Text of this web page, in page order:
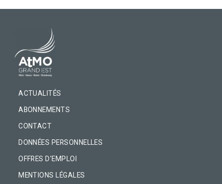
PIED DE PAGE
ACTUALITÉS
ABONNEMENTS
CONTACT
DONNÉES PERSONNELLES
OFFRES D'EMPLOI
MENTIONS LÉGALES